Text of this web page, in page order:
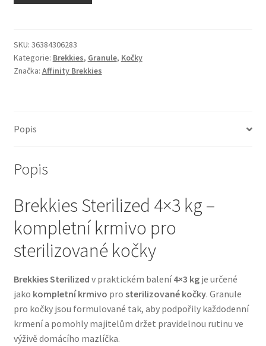
Odpočívadla pro kočky
Pamlsky pro kočky
Škrabadla pro kočky
Veterinární dieta pro kočky
Vše pro psy — Krmivo, doplňky, vybavení
Bozita pro psy — Švédské krmivo s nordickou kvalitou
Brit pro psy
SKU: 36384306283
Kategorie: Brekkies, Granule, Kočky
Značka: Affinity Brekkies
Popis
Popis
Brekkies Sterilized 4×3 kg –
kompletní krmivo pro
sterilizované kočky
Brekkies Sterilized v praktickém balení4×3 kgje určené
jako kompletní krmivo pro sterilizované kočky. Granule
pro kočky jsou formulované tak, aby podpořily každodenní
krmení a pomohly majitelům držet pravidelnou rutinu ve
výživě domácího mazlíčka.